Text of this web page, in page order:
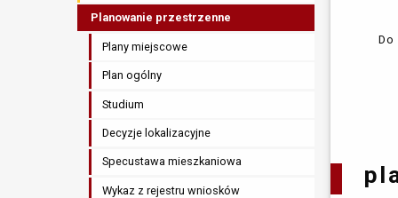
Planowanie przestrzenne
Plany miejscowe
Plan ogólny
Studium
Decyzje lokalizacyjne
Specustawa mieszkaniowa
Wykaz z rejestru wniosków
Do